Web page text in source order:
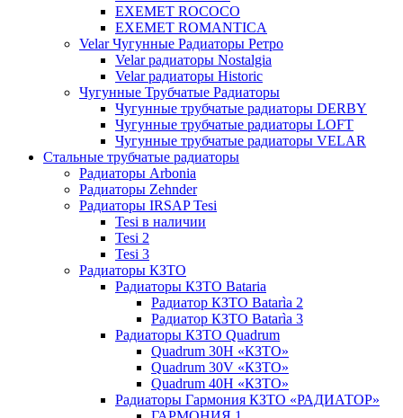
EXEMET ROCOCO
EXEMET ROMANTICA
Velar Чугунные Радиаторы Ретро
Velar радиаторы Nostalgia
Velar радиаторы Historic
Чугунные Трубчатые Радиаторы
Чугунные трубчатые радиаторы DERBY
Чугунные трубчатые радиаторы LOFT
Чугунные трубчатые радиаторы VELAR
Стальные трубчатые радиаторы
Радиаторы Arbonia
Радиаторы Zehnder
Радиаторы IRSAP Tesi
Tesi в наличии
Tesi 2
Tesi 3
Радиаторы КЗТО
Радиаторы КЗТО Bataria
Радиатор КЗТО Batarìa 2
Радиатор КЗТО Batarìa 3
Радиаторы КЗТО Quadrum
Quadrum 30H «КЗТО»
Quadrum 30V «КЗТО»
Quadrum 40H «КЗТО»
Радиаторы Гармония КЗТО «РАДИАТОР»